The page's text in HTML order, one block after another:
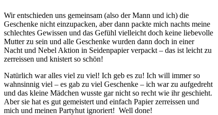
Wir entschieden uns gemeinsam (also der Mann und ich) die
Geschenke nicht einzupacken, aber dann packte mich nachts meine
schlechtes Gewissen und das Gefühl vielleicht doch keine liebevolle
Mutter zu sein und alle Geschenke wurden dann doch in einer
Nacht und Nebel Aktion in Seidenpapier verpackt – das ist leicht zu
zerreissen und knistert so schön!
Natürlich war alles viel zu viel! Ich geb es zu! Ich will immer so
wahnsinnig viel – es gab zu viel Geschenke – ich war zu aufgedreht
und das kleine Mädchen wusste gar nicht so recht wie ihr geschieht.
Aber sie hat es gut gemeistert und einfach Papier zerreissen und
mich und meinen Partyhut ignoriert! Well done!